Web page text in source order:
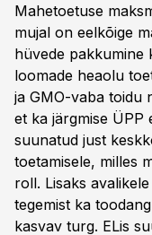
Mahetoetuse
mujal on eelkõige
hüvede pakkumine
loomade heaolu
ja GMO-vaba toidu
et ka järgmise ÜPP
suunatud just
toetamisele, milles
roll. Lisaks
tegemist ka
kasvav turg. ELis